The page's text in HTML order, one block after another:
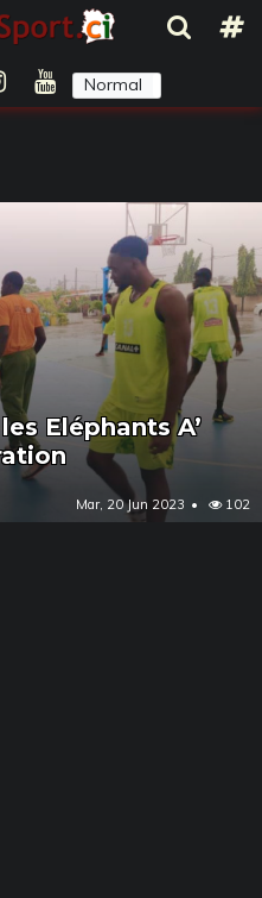
Normal
Eléphants A’
Mar, 20 Jun 2023 102